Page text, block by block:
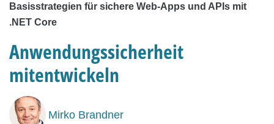
Basisstrategien für sichere Web-Apps und APIs mit
.NET Core
Anwendungssicherheit
mitentwickeln
Mirko Brandner